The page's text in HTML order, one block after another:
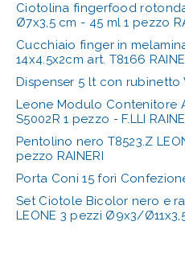
Ciotolina fingerfood
Ø7x3,5 cm - 45 ml 1 pezzo
Cucchiaio finger in
14x4.5x2cm art. T8166
Dispenser 5 lt con rubinetto
Leone Modulo Contenitore
S5002R 1 pezzo - F.LLI
Pentolino nero T8523.Z
pezzo RAINERI
Porta Coni 15 fori
Set Ciotole Bicolor nero e
LEONE 3 pezzi Ø9x3/